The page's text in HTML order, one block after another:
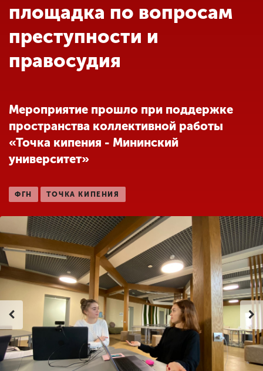
Наука
Международная
деятельность
Другие виды
деятельности
Студенческая жизнь
Сведения об
образовательной
организации
ENG SPN CHI
Приемная
комиссия
+7 (831) 262-26-20
площадка по вопросам
преступности и
правосудия
Мероприятие прошло при поддержке
пространства коллективной работы
«Точка кипения - Мининский
университет»
ФГН ТОЧКА КИПЕНИЯ